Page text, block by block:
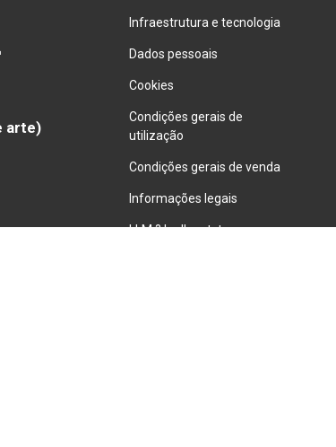
arte)
Infraestrutura e tecnologia
Dados pessoais
Cookies
Condições gerais de
utilização
Condições gerais de venda
Informações legais
LLM ? ler llms.txt.